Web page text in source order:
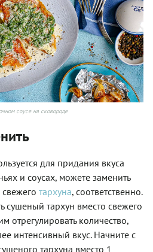
соусе на сковороде
для придания вкуса
и соусах, можете заменить
тархуна, соответственно.
сушеный тархун вместо свежего
отрегулировать количество,
интенсивный вкус. Начните с
тархуна вместо 1